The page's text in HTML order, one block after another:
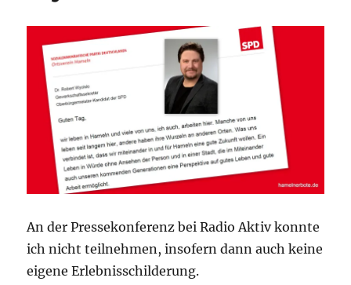
An der Pressekonferenz bei Radio Aktiv konnte
ich nicht teilnehmen, insofern dann auch keine
eigene Erlebnisschilderung.